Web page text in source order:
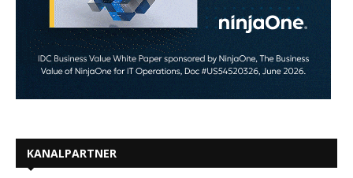
KANALPARTNER